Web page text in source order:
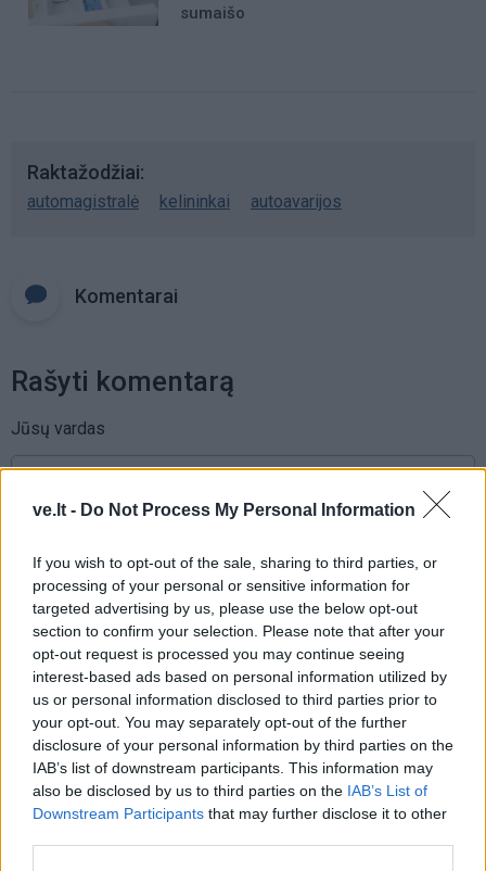
ve.lt - Do Not Process My Personal Information
If you wish to opt-out of the sale, sharing to third parties, or
processing of your personal or sensitive information for
targeted advertising by us, please use the below opt-out
section to confirm your selection. Please note that after your
opt-out request is processed you may continue seeing
interest-based ads based on personal information utilized by
us or personal information disclosed to third parties prior to
your opt-out. You may separately opt-out of the further
disclosure of your personal information by third parties on the
IAB’s list of downstream participants. This information may
also be disclosed by us to third parties on the IAB’s List of
Downstream Participants that may further disclose it to other
sumaišo
Raktažodžiai
automagistralė kelininkai autoavarijos
Komentarai
Rašyti komentarą
Jūsų vardas
Sutinku su taisyklėmis
This site is protected by
reCAPTCHA and the Google
Privacy PolicyandTerms of